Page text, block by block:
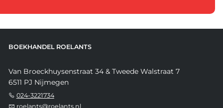
BOEKHANDEL ROELANTS
Van Broeckhuysenstraat 34 & Tweede Walstraat 7
6511 PJ Nijmegen
024-3221734
roelants@roelants.nl